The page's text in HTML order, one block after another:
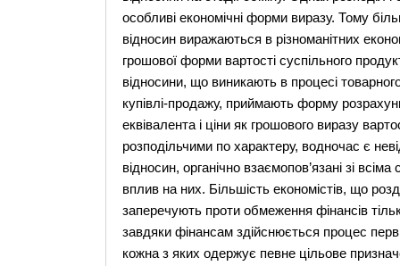
особливі економічні форми виразу. Тому
відносин виражаються в різноманітних
грошової форми вартості суспільного
відносини, що виникають в процесі
купівлі-продажу, приймають форму
еквівалента і ціни як грошового виразу
розподільчими по характеру, водночас є
відносин, органічно взаємопов’язані зі
вплив на них. Більшість економістів, що
заперечують проти обмеження фінансів
завдяки фінансам здійснюється процес
кожна з яких одержує певне цільове